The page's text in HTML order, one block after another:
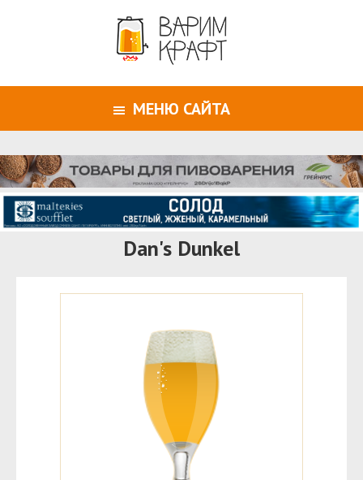
МЕНЮ САЙТА
Dan's Dunkel